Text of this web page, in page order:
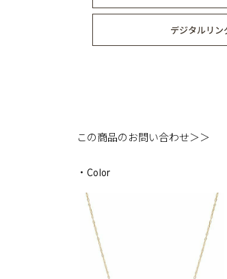
デジタルリン
この商品のお問い合わせ＞＞
・Color